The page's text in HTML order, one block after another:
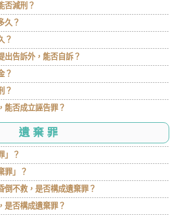
否減刑？
久？
？
出告訴外，能否自訴？
？
？
能否成立誣告罪？
遺棄罪
」？
罪」？
倒不救，是否構成遺棄罪？
是否構成遺棄罪？